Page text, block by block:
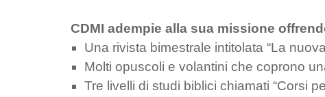
CDMI adempie alla sua missione
Una rivista bimestrale intitolata “La
Molti opuscoli e volantini che coprono
Tre livelli di studi biblici chiamati “Corsi